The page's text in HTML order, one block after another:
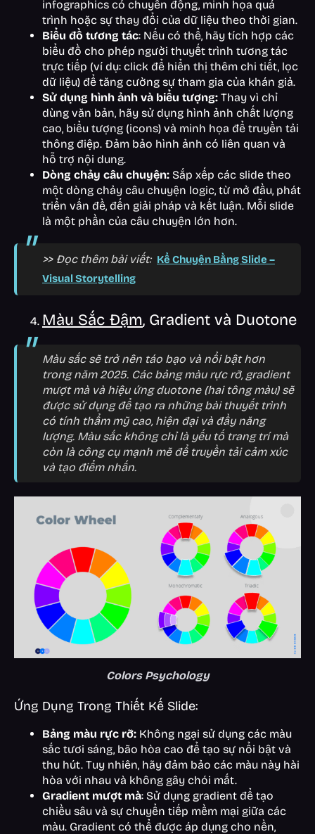
infographics có chuyển động, minh họa quá
trình hoặc sự thay đổi của dữ liệu theo thời gian.
Biểu đồ tương tác: Nếu có thể, hãy tích hợp các
biểu đồ cho phép người thuyết trình tương tác
trực tiếp (ví dụ: click để hiển thị thêm chi tiết, lọc
dữ liệu) để tăng cường sự tham gia của khán giả.
Sử dụng hình ảnh và biểu tượng: Thay vì chỉ
dùng văn bản, hãy sử dụng hình ảnh chất lượng
cao, biểu tượng (icons) và minh họa để truyền tải
thông điệp. Đảm bảo hình ảnh có liên quan và
hỗ trợ nội dung.
Dòng chảy câu chuyện: Sắp xếp các slide theo
một dòng chảy câu chuyện logic, từ mở đầu, phát
triển vấn đề, đến giải pháp và kết luận. Mỗi slide
là một phần của câu chuyện lớn hơn.
>> Đọc thêm bài viết: Kể Chuyện Bằng Slide –
Visual Storytelling
Màu Sắc Đậm, Gradient và Duotone
Màu sắc sẽ trở nên táo bạo và nổi bật hơn
trong năm 2025. Các bảng màu rực rỡ, gradient
mượt mà và hiệu ứng duotone (hai tông màu) sẽ
được sử dụng để tạo ra những bài thuyết trình
có tính thẩm mỹ cao, hiện đại và đầy năng
lượng. Màu sắc không chỉ là yếu tố trang trí mà
còn là công cụ mạnh mẽ để truyền tải cảm xúc
và tạo điểm nhấn.
Colors Psychology
Ứng Dụng Trong Thiết Kế Slide:
Bảng màu rực rỡ: Không ngại sử dụng các màu
sắc tươi sáng, bão hòa cao để tạo sự nổi bật và
thu hút. Tuy nhiên, hãy đảm bảo các màu này hài
hòa với nhau và không gây chói mắt.
Gradient mượt mà: Sử dụng gradient để tạo
chiều sâu và sự chuyển tiếp mềm mại giữa các
màu. Gradient có thể được áp dụng cho nền,